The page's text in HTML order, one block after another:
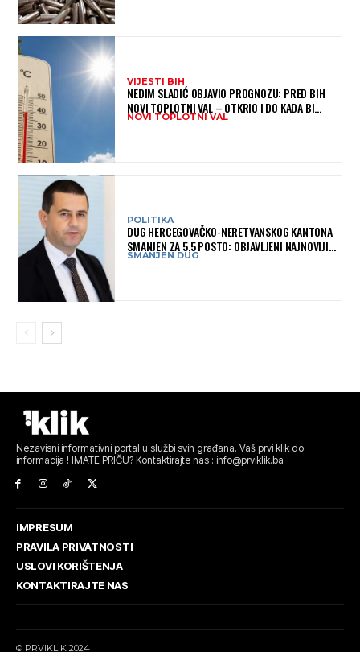
VIJESTI BIH
NEDIM SLADIĆ OBJAVIO PROGNOZU: PRED BIH
NOVI TOPLOTNI VAL – OTKRIO I DO KADA BI
MOGAO TRAJATI
NOVI TOPLOTNI VAL
POLITIKA
DUG HERCEGOVAČKO-NERETVANSKOG KANTONA
SMANJEN ZA 5,5 POSTO: OBJAVLJENI NAJNOVIJI
PODACI MINISTARSTVA FINANSIJA
SMANJEN DUG
Nezavisni informativni portal u službi svih građana. Vaš prvi klik do
informacija ! IMATE PRIČU? Kontaktirajte nas : info@prviklik.ba
IMPRESUM
PRAVILA PRIVATNOSTI
USLOVI KORIŠTENJA
KONTAKTIRAJTE NAS
© PRVIKLIK 2024